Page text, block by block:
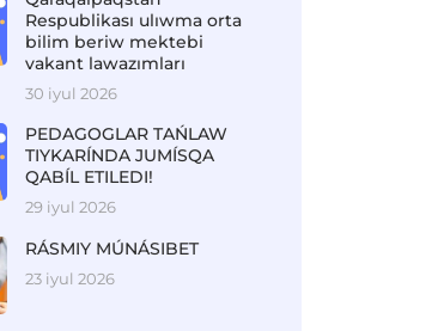
Respublikası ulıwma orta
bilim beriw mektebi
vakant lawazımları
30 iyul 2026
PEDAGOGLAR TAŃLAW
TIYKARÍNDA JUMÍSQA
QABÍL ETILEDI!
29 iyul 2026
RÁSMIY MÚNÁSIBET
23 iyul 2026